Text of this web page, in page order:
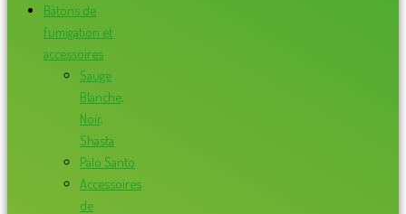
Bâtons de
fumigation et
accessoires
Sauge
Blanche,
Noir,
Shasta
Palo Santo
Accessoires
de